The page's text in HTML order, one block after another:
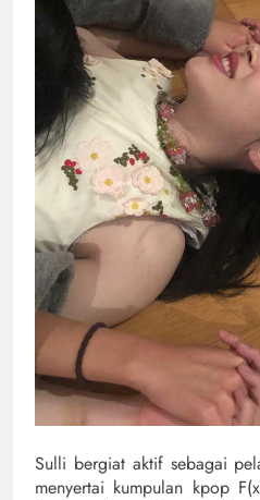
Sulli bergiat aktif sebagai
menyertai kumpulan kpop